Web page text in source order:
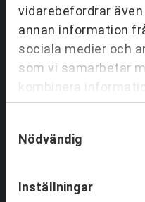
vidarebefordrar
annan information
sociala medier och
som vi samarbetar
kombinera
information som du
som de har samlat
tjänster.
Nödvändig
Inställningar
Utbildningar Partnering
Tjänster inom Partnering
Om Partnering &
Referenser
Utbildningar Ledarskap
Om Team & Ledarskap